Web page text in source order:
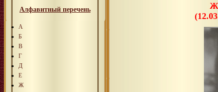
Алфавитный перечень
А
Б
В
Г
Д
Е
Ж